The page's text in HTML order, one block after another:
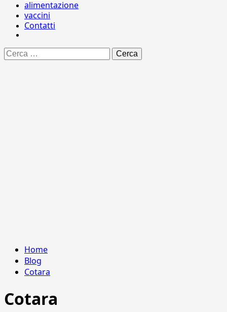
alimentazione
vaccini
Contatti
Ricerca
per:
Home
Blog
Cotara
Cotara